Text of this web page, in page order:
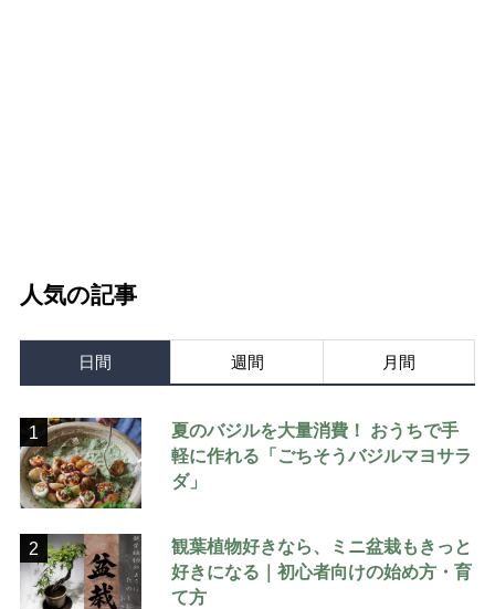
人気の記事
日間 週間 月間
1
夏のバジルを大量消費！ おうちで手
軽に作れる「ごちそうバジルマヨサラ
ダ」
2
観葉植物好きなら、ミニ盆栽もきっと
好きになる｜初心者向けの始め方・育
て方